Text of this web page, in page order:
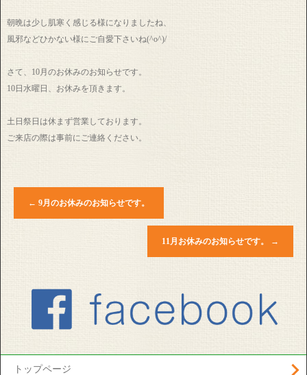
朝晩は少し肌寒く感じる様になりましたね、
風邪などひかない様にご自愛下さいね(^o^)/
さて、10月のお休みのお知らせです。
10日水曜日、お休みを頂きます。
土日祭日は休まず営業しております。
ご来店の際は事前にご連絡ください。
← 9月のお休みのお知らせです。
11月お休みのお知らせです。 →
トップページ